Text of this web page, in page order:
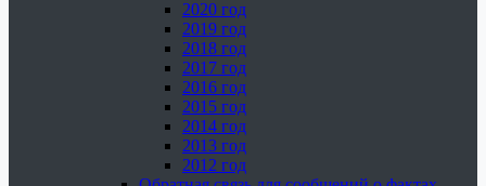
2020 год
2019 год
2018 год
2017 год
2016 год
2015 год
2014 год
2013 год
2012 год